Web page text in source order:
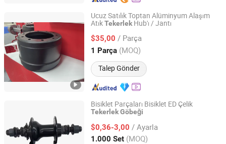
Ucuz Satılık Toptan Alüminyum Alaşım
AtıkTekerlekHub'ı / Jantı
$35,00 / Parça
1 Parça (MOQ)
Talep Gönder
Shandong Lujun Naxin International Trade Co., Ltd.
Shandong, China Fiyat 2022
Bisiklet Parçaları Bisiklet ED Çelik
TekerlekGöbeği
$0,36-3,00 / Ayarla
1.000 Set (MOQ)
Hebei Hongchi Bicycles Co., Ltd
Hebei, China Fiyat 2014